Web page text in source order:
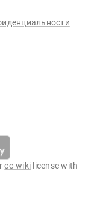
cc-wiki license with